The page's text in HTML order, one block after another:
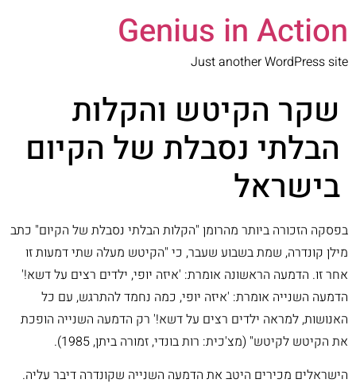
Genius in Action
Just another WordPress site
שקר הקיטש והקלות
הבלתי נסבלת של הקיום
בישראל
בפסקה הזכורה ביותר מהרומן "הקלות הבלתי נסבלת של הקיום" כתב
מילן קונדרה, שמת בשבוע שעבר, כי "הקיטש מעלה שתי דמעות זו
אחר זו. הדמעה הראשונה אומרת: 'איזה יופי, ילדים רצים על דשא!'
הדמעה השנייה אומרת: 'איזה יופי, כמה נחמד להתרגש, עם כל
האנושות, למראה ילדים רצים על דשא!' רק הדמעה השנייה הופכת
את הקיטש לקיטש" (מצ'כית: רות בונדי, זמורה ביתן, 1985).
הישראלים מכירים היטב את הדמעה השנייה שקונדרה דיבר עליה.